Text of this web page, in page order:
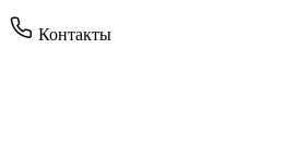
Контакты